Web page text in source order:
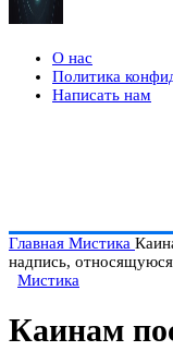
О нас
Политика
Написать нам
Главная Мистика
надпись,
Мистика
Каинам